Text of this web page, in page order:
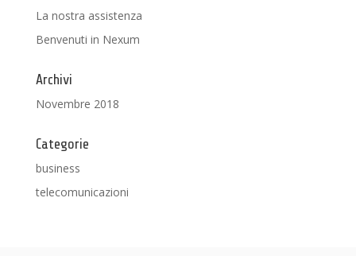
La nostra assistenza
Benvenuti in Nexum
Archivi
Novembre 2018
Categorie
business
telecomunicazioni